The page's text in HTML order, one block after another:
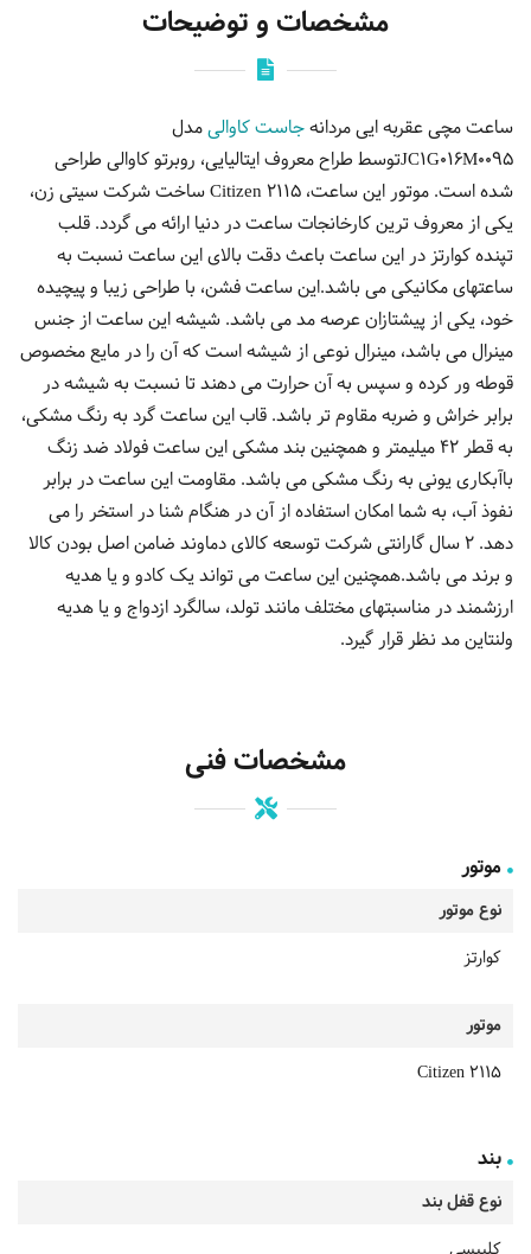
مشخصات و توضیحات
ساعت مچی عقربه ایی مردانهجاست کاوالیمدل
JC1G016M0095توسط طراح معروف ایتالیایی، روبرتو کاوالی طراحی
شده است. موتور این ساعت، Citizen 2115 ساخت شرکت سیتی زن،
یکی از معروف ترین کارخانجات ساعت در دنیا ارائه می گردد. قلب
تپنده کوارتز در این ساعت باعث دقت بالای این ساعت نسبت به
ساعتهای مکانیکی می باشد.این ساعت فشن، با طراحی زیبا و پیچیده
خود، یکی از پیشتازان عرصه مد می باشد. شیشه این ساعت از جنس
مینرال می باشد، مینرال نوعی از شیشه است که آن را در مایع مخصوص
قوطه ور کرده و سپس به آن حرارت می دهند تا نسبت به شیشه در
برابر خراش و ضربه مقاوم تر باشد. قاب این ساعت گرد به رنگ مشکی،
به قطر 42 میلیمتر و همچنین بند مشکی این ساعت فولاد ضد زنگ
باآبکاری یونی به رنگ مشکی می باشد. مقاومت این ساعت در برابر
نفوذ آب، به شما امکان استفاده از آن در هنگام شنا در استخر را می
دهد. 2 سال گارانتی شرکت توسعه کالای دماوند ضامن اصل بودن کالا
و برند می باشد.همچنین این ساعت می تواند یک کادو و یا هدیه
ارزشمند در مناسبتهای مختلف مانند تولد، سالگرد ازدواج و یا هدیه
ولنتاین مد نظر قرار گیرد.
مشخصات فنی
موتور
نوع موتور
کوارتز
موتور
Citizen 2115
بند
نوع قفل بند